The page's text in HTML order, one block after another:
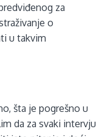
za
o
u takvim
šta je pogrešno u
da za svaki intervju